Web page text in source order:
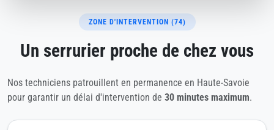
ZONE D'INTERVENTION (74)
Un serrurier proche de chez vous
Nos techniciens patrouillent en permanence en Haute-Savoie
pour garantir un délai d'intervention de 30 minutes maximum.